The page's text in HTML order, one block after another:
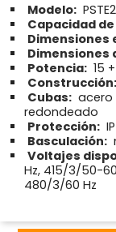
Modelo:
Capacidad
Dimensiones
Dimensiones
Potencia: 15
Construcción:
Cubas: acero
redondeado
Protección:
Basculación:
Voltajes
Hz, 415/3/50-
480/3/60 Hz